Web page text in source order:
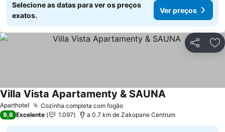
Selecione as datas para ver os preços
exatos.
Ver preços
Partilhar
Aparthotel Cozinha completa com fogão
Villa Vista Apartamenty & SAUNA
9,6 Excelente 1.097 a 0.7 km de Zakopane Centrum